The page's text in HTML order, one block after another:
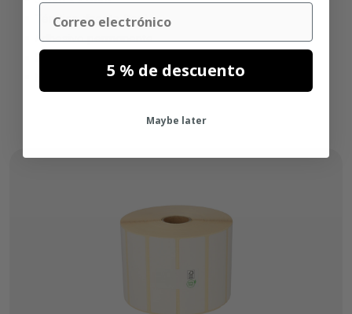
Térmico directo (top)
Adhesivo permanente
2.780 etiquetas
Núcleo de 25mm
Email
5 % de descuento
Maybe later